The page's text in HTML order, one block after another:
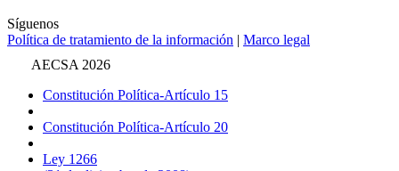
Síguenos
Política de tratamiento de la información | Marco legal
AECSA 2026
Constitución Política-Artículo 15
Constitución Política-Artículo 20
Ley 1266